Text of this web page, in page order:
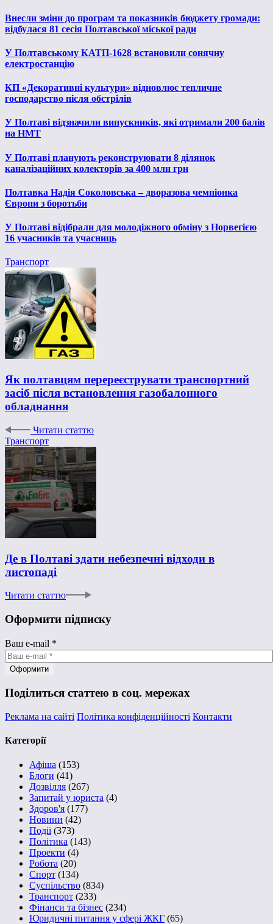
Внесли зміни до програм та показників бюджету громади:
відбулася 81 сесія Полтавської міської ради
У Полтавському КАТП-1628 встановили сонячну
електростанцію
КП «Декоративні культури» відновлює тепличне
господарство після обстрілів
У Полтаві відзначили випускників, які отримали 200 балів
на НМТ
У Полтаві планують реконструювати 8 ділянок
каналізаційних колекторів за 400 млн грн
Полтавка Надія Соколовська – дворазова чемпіонка
Європи з боротьби
У Полтаві відібрали для молодіжного обміну з Норвегією
16 учасників та учасниць
Транспорт
Як полтавцям перереєструвати транспортний
засіб після встановлення газобалонного
обладнання
Читати статтю
Транспорт
Де в Полтаві здати небезпечні відходи в
листопаді
Читати статтю
Оформити підписку
Ваш e-mail *
Поділиться статтею в соц. мережах
Реклама на сайті Політика конфіденційності Контакти
Категорії
Афіша (153)
Блоги (41)
Дозвілля (267)
Запитай у юриста (4)
Здоров'я (177)
Новини (42)
Події(373)
Політика (143)
Проекти (4)
Робота (20)
Спорт (134)
Суспільство (834)
Транспорт (233)
Фінанси та бізнес (234)
Юридичні питання у сфері ЖКГ (65)